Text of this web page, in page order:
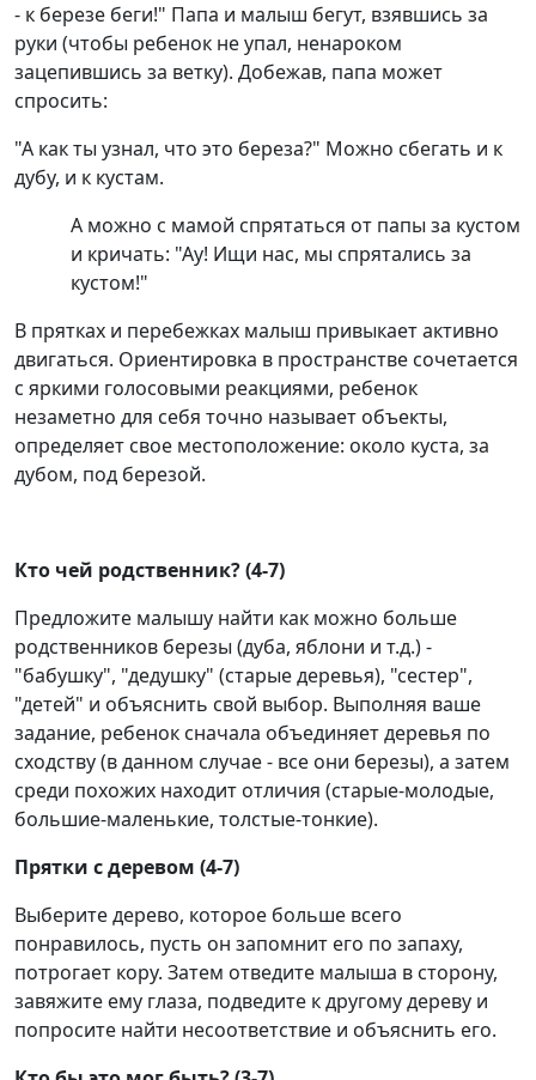
- к березе беги!" Папа и малыш бегут, взявшись за
руки (чтобы ребенок не упал, ненароком
зацепившись за ветку). Добежав, папа может
спросить:
"А как ты узнал, что это береза?" Можно сбегать и к
дубу, и к кустам.
А можно с мамой спрятаться от папы за кустом
и кричать: "Ау! Ищи нас, мы спрятались за
кустом!"
В прятках и перебежках малыш привыкает активно
двигаться. Ориентировка в пространстве сочетается
с яркими голосовыми реакциями, ребенок
незаметно для себя точно называет объекты,
определяет свое местоположение: около куста, за
дубом, под березой.
Кто чей родственник? (4-7)
Предложите малышу найти как можно больше
родственников березы (дуба, яблони и т.д.) -
"бабушку", "дедушку" (старые деревья), "сестер",
"детей" и объяснить свой выбор. Выполняя ваше
задание, ребенок сначала объединяет деревья по
сходству (в данном случае - все они березы), а затем
среди похожих находит отличия (старые-молодые,
большие-маленькие, толстые-тонкие).
Прятки с деревом (4-7)
Выберите дерево, которое больше всего
понравилось, пусть он запомнит его по запаху,
потрогает кору. Затем отведите малыша в сторону,
завяжите ему глаза, подведите к другому дереву и
попросите найти несоответствие и объяснить его.